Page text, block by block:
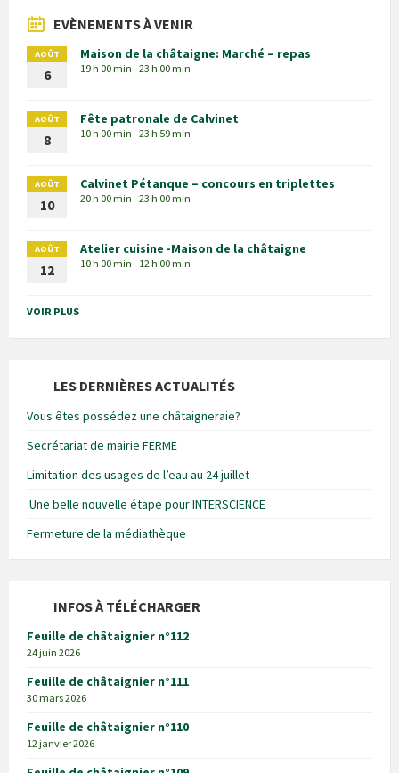
EVÈNEMENTS À VENIR
AOÛT
6
Maison de la châtaigne: Marché – repas
19 h 00 min - 23 h 00 min
AOÛT
8
Fête patronale de Calvinet
10 h 00 min - 23 h 59 min
AOÛT
10
Calvinet Pétanque – concours en triplettes
20 h 00 min - 23 h 00 min
AOÛT
12
Atelier cuisine -Maison de la châtaigne
10 h 00 min - 12 h 00 min
VOIR PLUS
LES DERNIÈRES ACTUALITÉS
Vous êtes possédez une châtaigneraie?
Secrétariat de mairie FERME
Limitation des usages de l’eau au 24 juillet
Une belle nouvelle étape pour INTERSCIENCE
Fermeture de la médiathèque
INFOS À TÉLÉCHARGER
Feuille de châtaignier n°112
24 juin 2026
Feuille de châtaignier n°111
30 mars 2026
Feuille de châtaignier n°110
12 janvier 2026